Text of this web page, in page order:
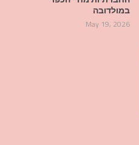
במולדובה
May 19, 2026